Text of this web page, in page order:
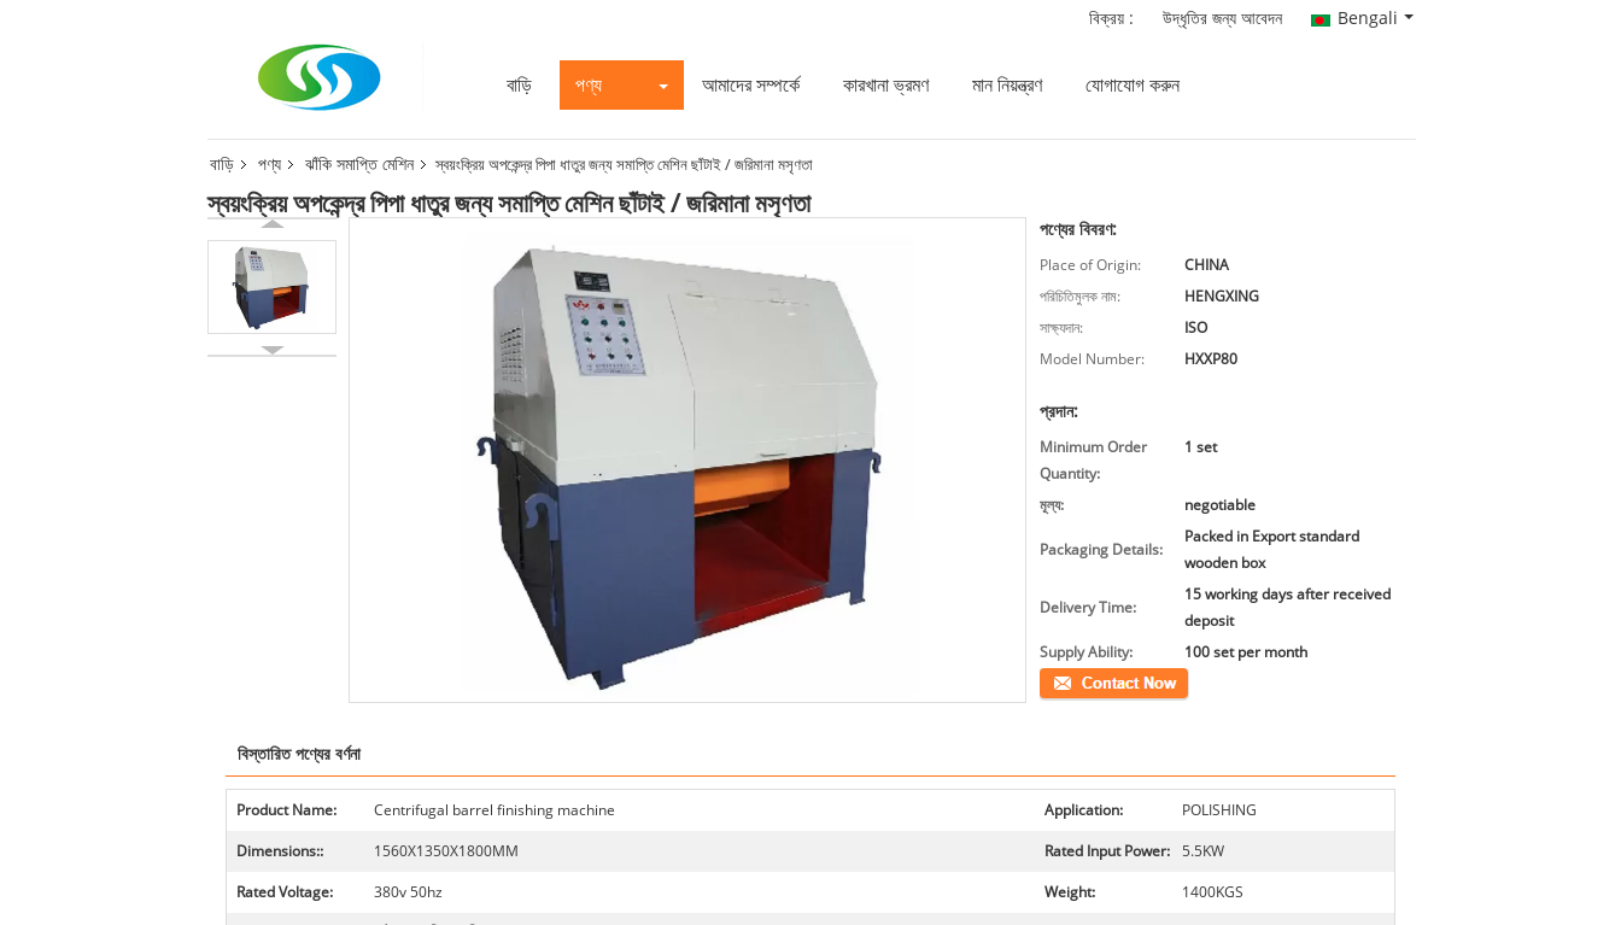
বিক্রয় : উদ্ধৃতির জন্য আবেদন Bengali
বাড়ি পণ্য আমাদের সম্পর্কে কারখানা ভ্রমণ মান নিয়ন্ত্রণ যোগাযোগ করুন
বাড়ি পণ্য ঝাঁকি সমাপ্তি মেশিন স্বয়ংক্রিয় অপকেন্দ্র পিপা ধাতুর জন্য সমাপ্তি মেশিন ছাঁটাই / জরিমানা মসৃণতা
স্বয়ংক্রিয় অপকেন্দ্র পিপা ধাতুর জন্য সমাপ্তি মেশিন ছাঁটাই / জরিমানা মসৃণতা
পণ্যের বিবরণ:
Place of Origin:
CHINA
পরিচিতিমুলক নাম:
HENGXING
সাক্ষ্যদান:
ISO
Model Number:
HXXP80
প্রদান:
Minimum Order
Quantity:
1 set
মূল্য: negotiable
Packaging Details:
Packed in Export standard
wooden box
Delivery Time:
15 working days after received
deposit
Supply Ability:
100 set per month
যোগাযোগ
বিস্তারিত পণ্যের বর্ণনা
Product Name: Centrifugal barrel finishing machine Application: POLISHING
Dimensions:: 1560X1350X1800MM Rated Input Power: 5.5KW
Rated Voltage: 380v 50hz Weight: 1400KGS